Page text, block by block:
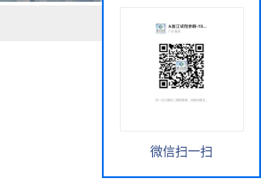
微信扫一扫